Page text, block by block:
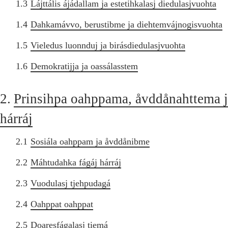
1.3 Lájttális ájádallam ja estetihkalasj diedulasjvuohta
1.4 Dahkamávvo, berustibme ja diehtemvájnogisvuohta
1.5 Vieledus luonnduj ja birásdiedulasjvuohta
1.6 Demokratijja ja oassálasstem
2. Prinsihpa oahppama, åvddånahttema
hárráj
2.1 Sosiála oahppam ja åvddånibme
2.2 Máhtudahka fágáj hárráj
2.3 Vuodulasj tjehpudagá
2.4 Oahppat oahppat
2.5 Doaresfágalasj tiemá